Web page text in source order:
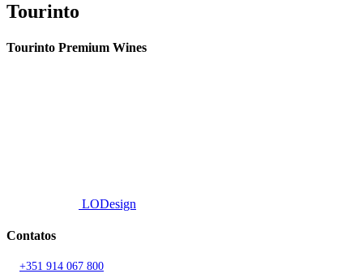
Tourinto
Tourinto Premium Wines
LODesign
Contatos
+351 914 067 800